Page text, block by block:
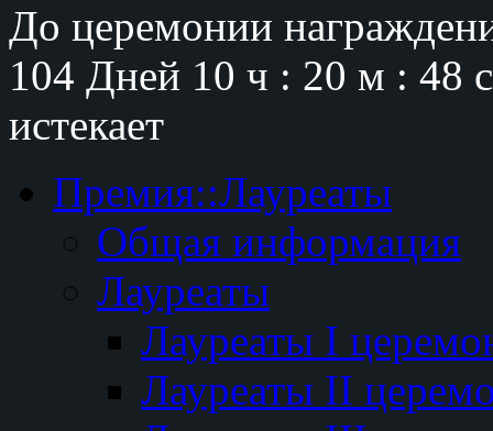
До церемонии
104 Дней 10 ч : 20 м : 47
истекает
Премия::Лауреаты
Общая информация
Лауреаты
Лауреаты I
Лауреаты II